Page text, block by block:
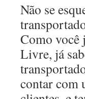
Não se
Como você
Livre, já
contar com